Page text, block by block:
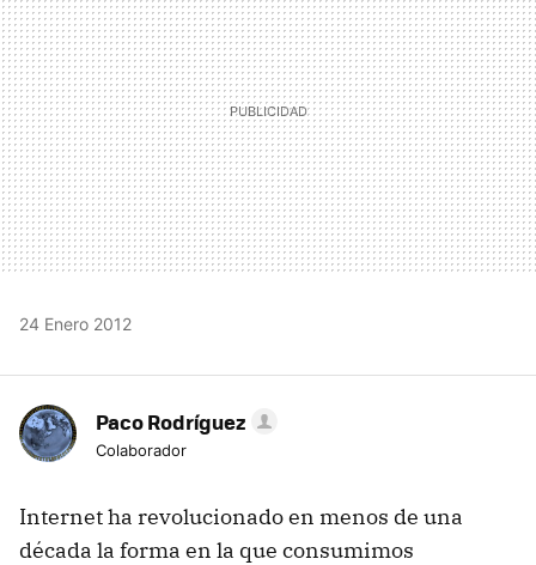
24 Enero 2012
Paco Rodríguez
Colaborador
Internet ha revolucionado en menos de una
década la forma en la que consumimos